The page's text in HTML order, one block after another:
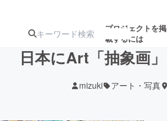
プロジェクトを掲
載するには
日本にArt「抽象画
mizuki アート・写真